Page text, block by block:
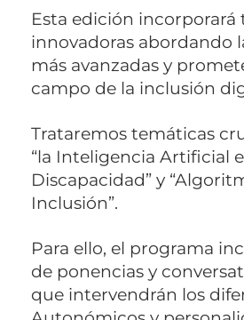
Esta edición incorporará
innovadoras abordando
más avanzadas y
campo de la inclusión
Trataremos temáticas
“la Inteligencia Artificial
Discapacidad” y
Inclusión”.
Para ello, el programa
de ponencias y
que intervendrán los